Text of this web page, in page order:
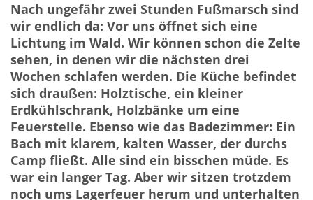
Nach ungefähr zwei Stunden Fußmarsch sind
wir endlich da: Vor uns öffnet sich eine
Lichtung im Wald. Wir können schon die Zelte
sehen, in denen wir die nächsten drei
Wochen schlafen werden. Die Küche befindet
sich draußen: Holztische, ein kleiner
Erdkühlschrank, Holzbänke um eine
Feuerstelle. Ebenso wie das Badezimmer: Ein
Bach mit klarem, kalten Wasser, der durchs
Camp fließt. Alle sind ein bisschen müde. Es
war ein langer Tag. Aber wir sitzen trotzdem
noch ums Lagerfeuer herum und unterhalten